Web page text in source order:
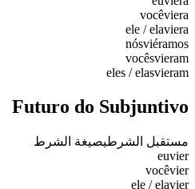
vocêviera
ele / elaviera
nósviéramos
vocêsvieram
eles / elasvieram
Futuro do Subjuntivo
مستقبل الشرطيصيغة الشرط
euvier
vocêvier
ele / elavier